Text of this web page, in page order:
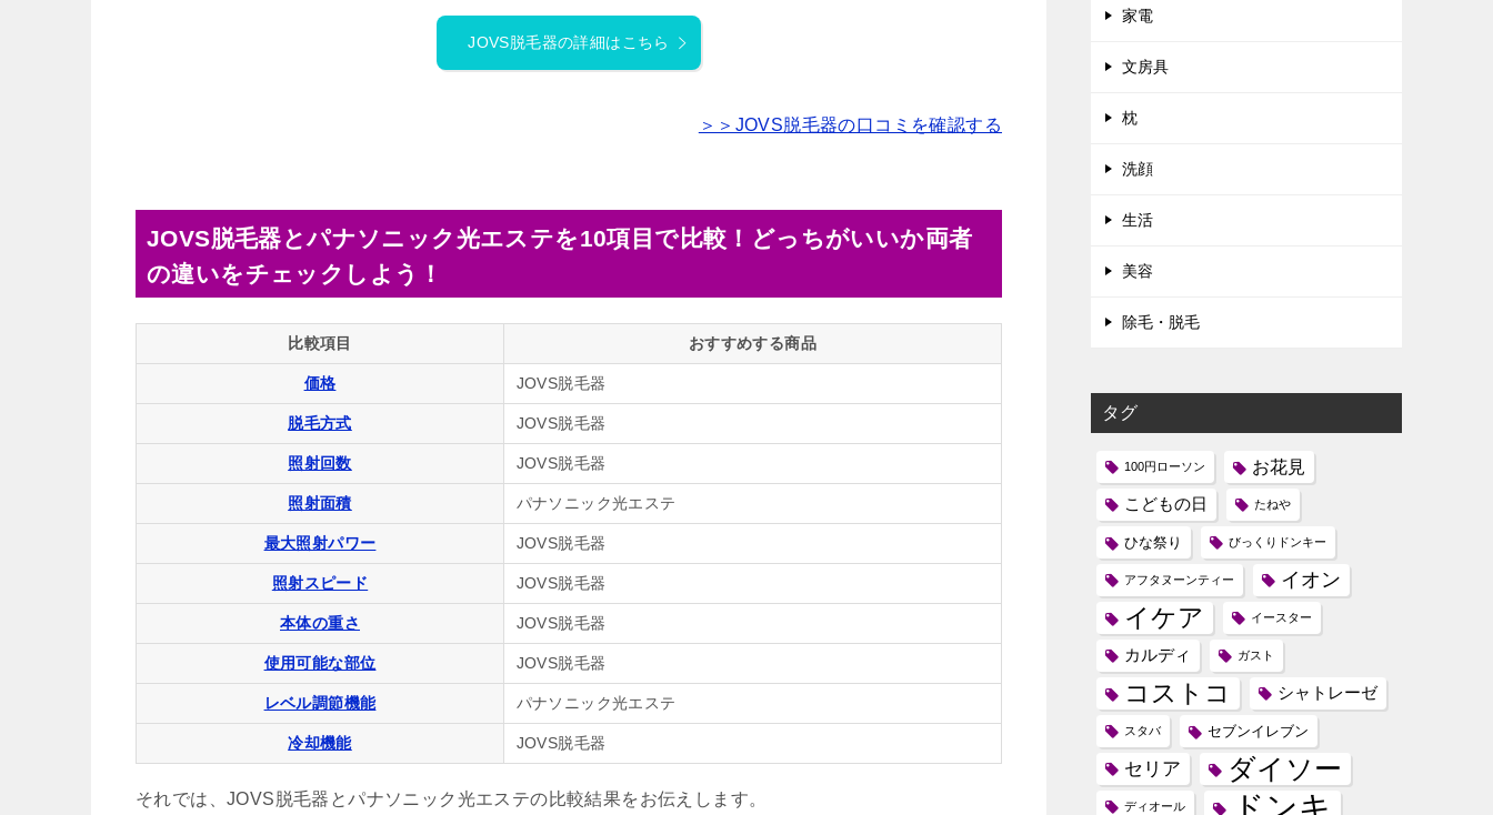
JOVS脱毛器の詳細はこちら
＞＞JOVS脱毛器の口コミを確認する
JOVS脱毛器とパナソニック光エステを10項目で比較！どっちがいいか両者
の違いをチェックしよう！
比較項目 おすすめする商品
価格 JOVS脱毛器
脱毛方式 JOVS脱毛器
照射回数 JOVS脱毛器
照射面積 パナソニック光エステ
最大照射パワー JOVS脱毛器
照射スピード JOVS脱毛器
本体の重さ JOVS脱毛器
使用可能な部位 JOVS脱毛器
レベル調節機能 パナソニック光エステ
冷却機能 JOVS脱毛器
それでは、JOVS脱毛器とパナソニック光エステの比較結果をお伝えします。
家電
文房具
枕
洗顔
生活
美容
除毛・脱毛
タグ
100円ローソン お花見
こどもの日 たねや
ひな祭り びっくりドンキー
アフタヌーンティー イオン
イケア イースター
カルディ ガスト
コストコ シャトレーゼ
スタバ セブンイレブン
セリア ダイソー
ディオール ドンキ